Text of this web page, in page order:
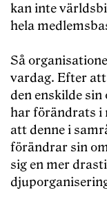
kan inte
hela
Så
vardag. Efter
den enskilde
har förändrats i
att denne i
förändrar sin
sig en mer